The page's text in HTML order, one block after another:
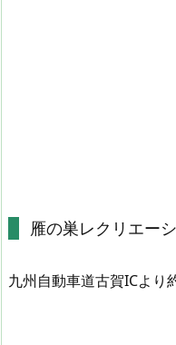
雁の巣レクリエー
九州自動車道古賀ICより